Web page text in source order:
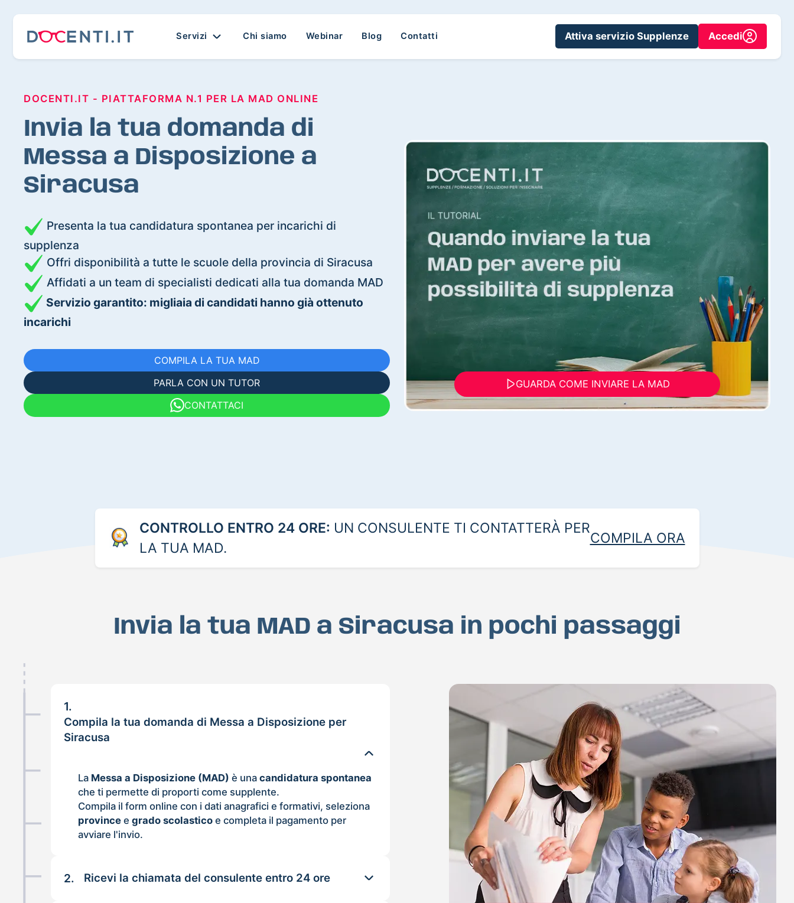
Servizi Chi siamo Webinar Blog Contatti Attiva servizio Supplenze Accedi
DOCENTI.IT - PIATTAFORMA N.1 PER LA MAD ONLINE
Invia la tua domanda di
Messa a Disposizione a
Siracusa
Presenta la tua candidatura spontanea per incarichi di
supplenza
Offri disponibilità a tutte le scuole della provincia di Siracusa
Affidati a un team di specialisti dedicati alla tua domanda MAD
Servizio garantito: migliaia di candidati hanno già ottenuto
incarichi
COMPILA LA TUA MAD
PARLA CON UN TUTOR
CONTATTACI
GUARDA COME INVIARE LA MAD
CONTROLLO ENTRO 24 ORE: UN CONSULENTE TI CONTATTERÀ PER
LA TUA MAD.
COMPILA ORA
Invia la tua MAD a Siracusa in pochi passaggi
1.
Compila la tua domanda di Messa a Disposizione per
Siracusa
La Messa a Disposizione (MAD) è unacandidatura spontanea
che ti permette di proporti come supplente.
Compila il form online con i dati anagrafici e formativi, seleziona
province egrado scolastico e completa il pagamento per
avviare l'invio.
2. Ricevi la chiamata del consulente entro 24 ore